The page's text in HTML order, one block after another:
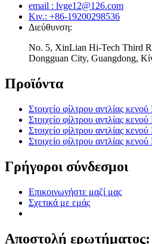
email : lvge12@126.com
Κιν.: +86-19200298536
Διεύθυνση:
Νο. 5, XinLian Hi-Tech Third
Dongguan City, Guangdong,
Προϊόντα
Στοιχείο φίλτρου αντλίας
Στοιχείο φίλτρου αντλίας
Στοιχείο φίλτρου αντλίας
Στοιχείο φίλτρου αντλίας
Γρήγοροι σύνδεσμοι
Επικοινωνήστε μαζί μας
Σχετικά με εμάς
Αποστολή ερωτήματος: